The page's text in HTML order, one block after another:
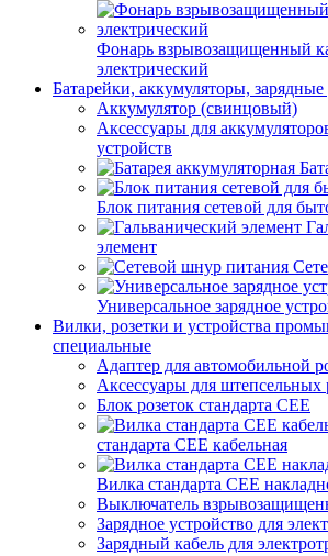
Фонарь взрывозащищенный
электрический
Батарейки, аккумуляторы, зарядные
Аккумулятор (свинцовый)
Аксессуары для
устройств
Блок питания сетевой для
элемент
Универсальное зарядное
Вилки, розетки и устройства
специальные
Адаптер для автомобильной
Аксессуары для штепсельных
Блок розеток стандарта CEE
стандарта CEE кабельная
Вилка стандарта CEE
Выключатель
Зарядное устройство для
Зарядный кабель для